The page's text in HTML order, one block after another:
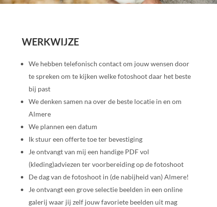
WERKWIJZE
We hebben telefonisch contact om jouw wensen door
te spreken om te kijken welke fotoshoot daar het beste
bij past
We denken samen na over de beste locatie in en om
Almere
We plannen een datum
Ik stuur een offerte toe ter bevestiging
Je ontvangt van mij een handige PDF vol
(kleding)adviezen ter voorbereiding op de fotoshoot
De dag van de fotoshoot in (de nabijheid van)Almere!
Je ontvangt een grove selectie beelden in een online
galerij waar jij zelf jouw favoriete beelden uit mag